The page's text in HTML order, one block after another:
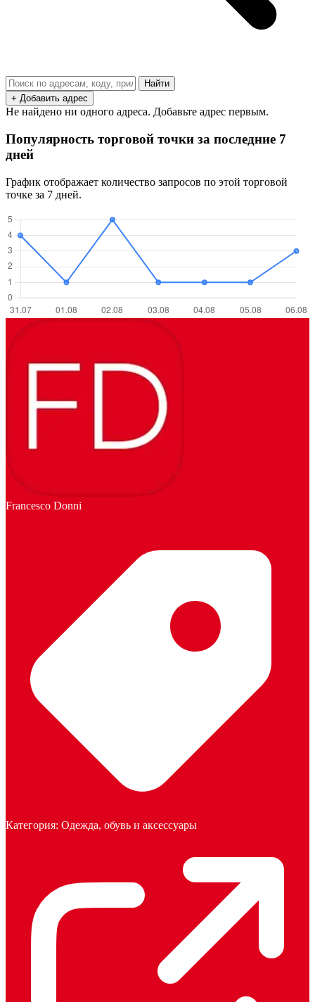
Найти
+ Добавить адрес
Не найдено ни одного адреса. Добавьте адрес первым.
Популярность торговой точки за последние 7
дней
График отображает количество запросов по этой торговой
точке за 7 дней.
Francesco Donni
Категория: Одежда, обувь и аксессуары